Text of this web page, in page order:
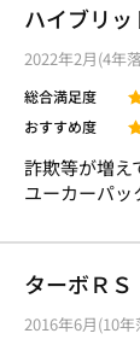
ハイブリ
2022年2月(4年
総合満足度
おすすめ度
詐欺等が増え
ユーカーパッ
ターボＲＳ
2016年6月(10